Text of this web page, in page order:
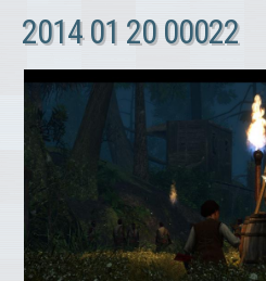
2014 01 20 00022